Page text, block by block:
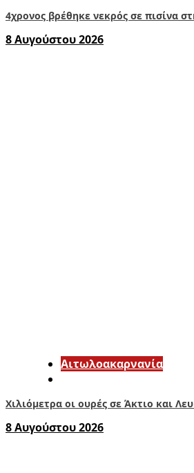
4χρονος βρέθηκε νεκρός σε πισίνα
8 Αυγούστου 2026
Αιτωλοακαρνανία
Χιλιόμετρα οι ουρές σε Άκτιο και
8 Αυγούστου 2026